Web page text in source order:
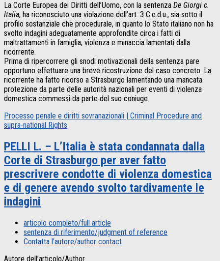
La Corte Europea dei Diritti dell’Uomo, con la sentenza De Giorgi c.
Italia, ha riconosciuto una violazione dell’art. 3 C.e.d.u., sia sotto il
profilo sostanziale che procedurale, in quanto lo Stato italiano non ha
svolto indagini adeguatamente approfondite circa i fatti di
maltrattamenti in famiglia, violenza e minaccia lamentati dalla
ricorrente.
Prima di ripercorrere gli snodi motivazionali della sentenza pare
opportuno effettuare una breve ricostruzione del caso concreto. La
ricorrente ha fatto ricorso a Strasburgo lamentando una mancata
protezione da parte delle autorità nazionali per eventi di violenza
domestica commessi da parte del suo coniuge
Processo penale e diritti sovranazionali | Criminal Procedure and
supra-national Rights
PELLI L. – L’Italia è stata condannata dalla
Corte di Strasburgo per aver fatto
prescrivere condotte di violenza domestica
e di genere avendo svolto tardivamente le
indagini
articolo completo/full article
sentenza di riferimento/judgment of reference
Contatta l’autore/author contact
Autore dell’articolo/Author